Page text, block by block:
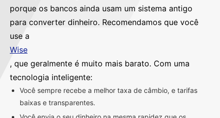
porque os bancos ainda usam um sistema antigo
para converter dinheiro. Recomendamos que você
use a
Wise
, que geralmente é muito mais barato. Com uma
tecnologia inteligente:
Você sempre recebe a melhor taxa de câmbio, e tarifas
baixas e transparentes.